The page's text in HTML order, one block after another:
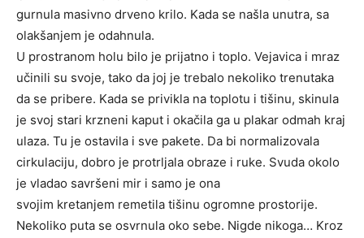
gurnula masivno drveno krilo. Kada se našla unutra, sa
olakšanjem je odahnula.
U prostranom holu bilo je prijatno i toplo. Vejavica i mraz
učinili su svoje, tako da joj je trebalo nekoliko trenutaka
da se pribere. Kada se privikla na toplotu i tišinu, skinula
je svoj stari krzneni kaput i okačila ga u plakar odmah kraj
ulaza. Tu je ostavila i sve pakete. Da bi normalizovala
cirkulaciju, dobro je protrljala obraze i ruke. Svuda okolo
je vladao savršeni mir i samo je ona
svojim kretanjem remetila tišinu ogromne prostorije.
Nekoliko puta se osvrnula oko sebe. Nigde nikoga… Kroz